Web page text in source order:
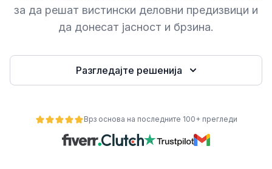
за да решат вистински деловни предизвици и
да донесат јасност и брзина.
Разгледајте решенија
Врз основа на последните 100+ прегледи